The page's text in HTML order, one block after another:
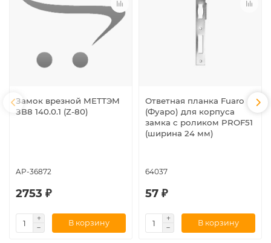
Замок врезной МЕТТЭМ
ЗВ8 140.0.1 (Z-80)
AP-36872
2753 ₽
В корзину
Ответная планка Fuaro
(Фуаро) для корпуса
замка с роликом PROF51
(ширина 24 мм)
64037
57 ₽
В корзину